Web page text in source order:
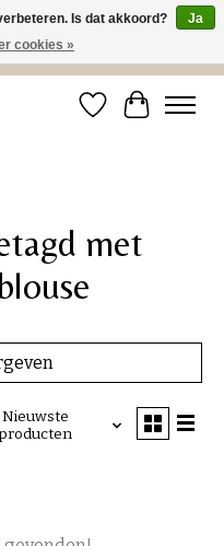
> € 100 of afhalen in de winkel
Verlanglijst
met
Nieuwste
Is dat akkoord?
Ja
cookies »